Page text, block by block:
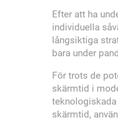
Efter att ha
individuella
långsiktiga
bara under
För trots de
skärmtid i
skärmtid,